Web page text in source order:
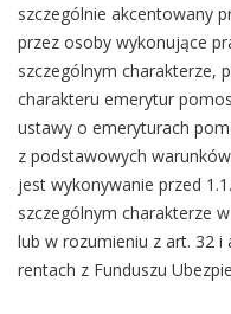
szczególnie akcentowany
przez osoby wykonujące
szczególnym charakterze,
charakteru emerytur
ustawy o emeryturach
z podstawowych
jest wykonywanie przed
szczególnym charakterze
lub w rozumieniu z art. 32
rentach z Funduszu